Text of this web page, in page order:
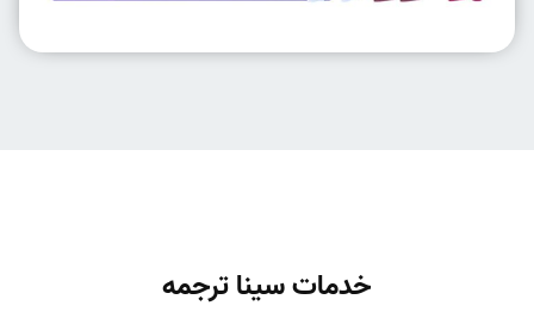
خدمات سینا ترجمه